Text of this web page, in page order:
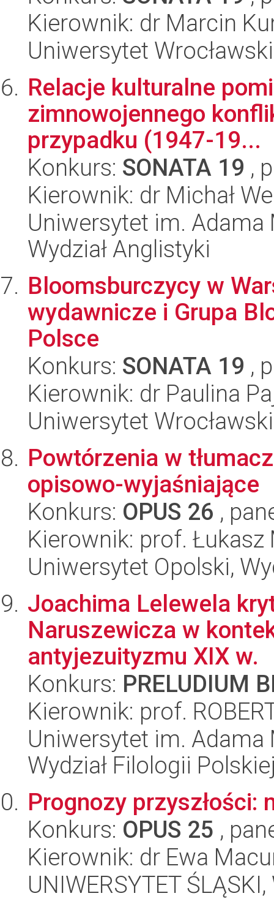
Kierownik: dr Marcin
Uniwersytet
Relacje kulturalne
zimnowojennego
przypadku (1947-19...
Konkurs: SONATA 19 ,
Kierownik: dr Michał
Uniwersytet im.
Wydział Anglistyki
Bloomsburczycy w
wydawnicze i Grupa
Polsce
Konkurs: SONATA 19 ,
Kierownik: dr Paulina
Uniwersytet
Powtórzenia w
opisowo-wyjaśniające
Konkurs: OPUS 26 ,
Kierownik: prof. Łukasz
Uniwersytet Opolski,
Joachima Lelewela
Naruszewicza w
antyjezuityzmu XIX w.
Konkurs: PRELUDIUM
Kierownik: prof.
Uniwersytet im.
Wydział Filologii
Prognozy przyszłości:
Konkurs: OPUS 25 ,
Kierownik: dr Ewa
UNIWERSYTET